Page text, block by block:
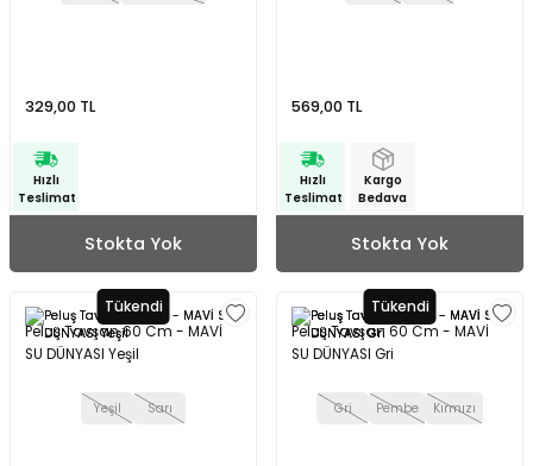
329,00 TL
Hızlı
Teslimat
Stokta Yok
569,00 TL
Hızlı
Teslimat
Kargo
Bedava
Stokta Yok
Tükendi
Peluş Tavşan 60 Cm - MAVİ
SU DÜNYASI Yeşil
Yeşil Sarı
Tükendi
Peluş Tavşan 60 Cm - MAVİ
SU DÜNYASI Gri
Gri Pembe Kırmızı